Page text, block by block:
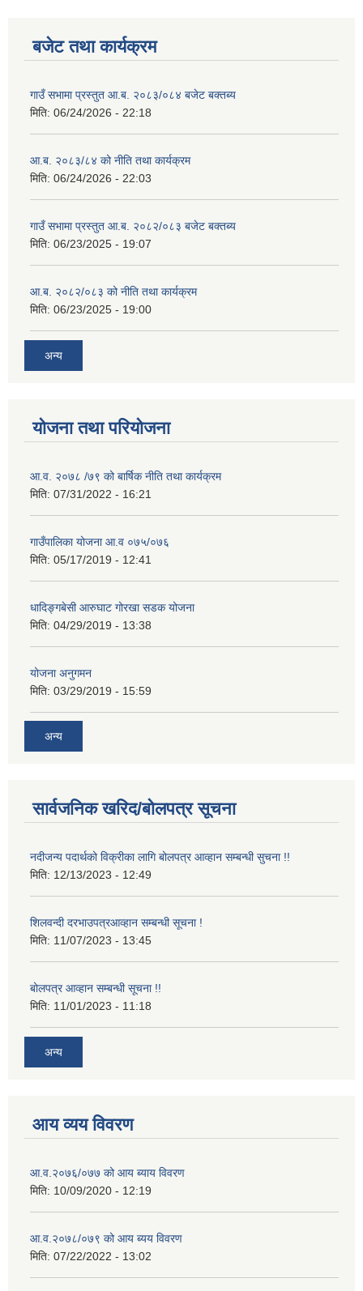
बजेट तथा कार्यक्रम
गाउँ सभामा प्रस्तुत आ.ब. २०८३/०८४ बजेट बक्तब्य
मिति: 06/24/2026 - 22:18
आ.ब. २०८३/८४ को नीति तथा कार्यक्रम
मिति: 06/24/2026 - 22:03
गाउँ सभामा प्रस्तुत आ.ब. २०८२/०८३ बजेट बक्तब्य
मिति: 06/23/2025 - 19:07
आ.ब. २०८२/०८३ को नीति तथा कार्यक्रम
मिति: 06/23/2025 - 19:00
अन्य
योजना तथा परियोजना
आ.व. २०७८ /७९ को बार्षिक नीति तथा कार्यक्रम
मिति: 07/31/2022 - 16:21
गाउँपालिका योजना आ.व ०७५/०७६
मिति: 05/17/2019 - 12:41
धादिङ्गबेसी आरुघाट गोरखा सडक योजना
मिति: 04/29/2019 - 13:38
योजना अनुगमन
मिति: 03/29/2019 - 15:59
अन्य
सार्वजनिक खरिद/बोलपत्र सूचना
नदीजन्य पदार्थको विक्रीका लागि बोलपत्र आव्हान सम्बन्धी सुचना !!
मिति: 12/13/2023 - 12:49
शिलवन्दी दरभाउपत्रआव्हान सम्बन्धी सूचना !
मिति: 11/07/2023 - 13:45
बोलपत्र आव्हान सम्बन्धी सूचना !!
मिति: 11/01/2023 - 11:18
अन्य
आय व्यय विवरण
आ.व.२०७६/०७७ को आय ब्याय विवरण
मिति: 10/09/2020 - 12:19
आ.व.२०७८/०७९ को आय ब्यय विवरण
मिति: 07/22/2022 - 13:02